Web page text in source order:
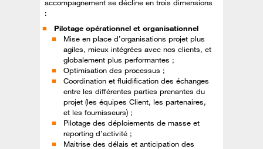
accompagnement se décline en trois dimensions
:
Pilotage opérationnel et organisationnel
Mise en place d’organisations projet plus
agiles, mieux intégrées avec nos clients, et
globalement plus performantes ;
Optimisation des processus ;
Coordination et fluidification des échanges
entre les différentes parties prenantes du
projet (les équipes Client, les partenaires,
et les fournisseurs) ;
Pilotage des déploiements de masse et
reporting d’activité ;
Maitrise des délais et anticipation des